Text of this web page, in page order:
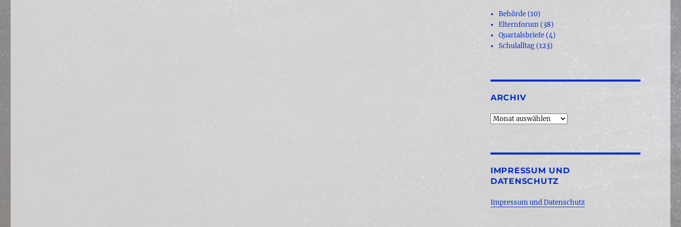
Behörde (10)
Elternforum (38)
Quartalsbriefe (4)
Schulalltag (123)
ARCHIV
Archiv
IMPRESSUM UND
DATENSCHUTZ
Impressum und Datenschutz